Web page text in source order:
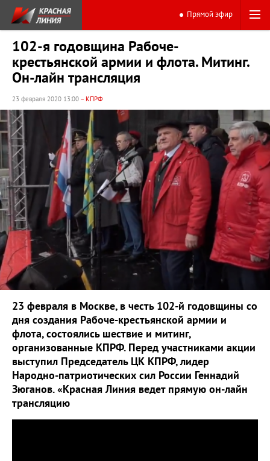
Прямой эфир
102-я годовщина Рабоче-
крестьянской армии и флота. Митинг.
Он-лайн трансляция
23 февраля 2020 13:00 – КПРФ
23 февраля в Москве, в честь 102-й годовщины со
дня создания Рабоче-крестьянской армии и
флота, состоялись шествие и митинг,
организованные КПРФ. Перед участниками акции
выступил Председатель ЦК КПРФ, лидер
Народно-патриотических сил России Геннадий
Зюганов. «Красная Линия ведет прямую он-лайн
трансляцию